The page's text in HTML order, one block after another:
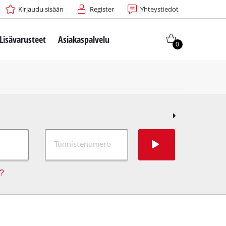
Kirjaudu sisään Register Yhteystiedot
Lisävarusteet Asiakaspalvelu 0